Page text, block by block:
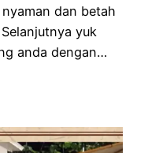
dan betah
yuk
anda dengan…